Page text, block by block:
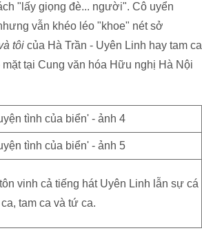
"lấy giọng đè... người". Cô uyển
vẫn khéo léo "khoe" nét sở
tôi của Hà Trần - Uyên Linh hay tam ca
tại Cung văn hóa Hữu nghị Hà Nội
vinh cả tiếng hát Uyên Linh lẫn sự cá
tam ca và tứ ca.